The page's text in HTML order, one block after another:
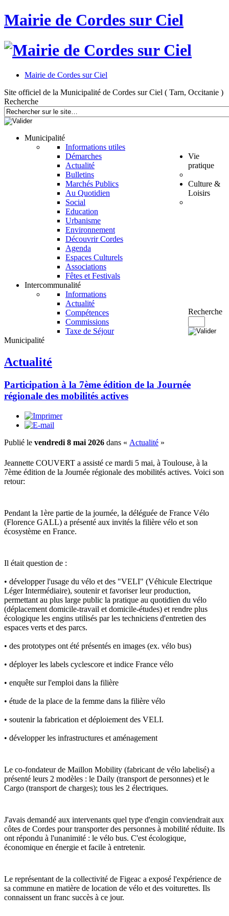
Mairie de Cordes sur Ciel
Mairie de Cordes sur Ciel
Site officiel de la Municipalité de Cordes sur Ciel ( Tarn, Occitanie )
Recherche
Municipalité
Informations utiles
Démarches
Actualité
Bulletins
Marchés Publics
Vie
pratique
Au Quotidien
Social
Education
Urbanisme
Environnement
Culture &
Loisirs
Découvrir Cordes
Agenda
Espaces Culturels
Associations
Fêtes et Festivals
Intercommunalité
Informations
Actualité
Compétences
Commissions
Taxe de Séjour
Recherche
Municipalité
Actualité
Participation à la 7ème édition de la Journée
régionale des mobilités actives
Publié le vendredi 8 mai 2026 dans « Actualité »
Jeannette COUVERT a assisté ce mardi 5 mai, à Toulouse, à la
7ème édition de la Journée régionale des mobilités actives. Voici son
retour:
Pendant la 1ère partie de la journée, la déléguée de France Vélo
(Florence GALL) a présenté aux invités la filière vélo et son
écosystème en France.
Il était question de :
• développer l'usage du vélo et des "VELI" (Véhicule Electrique
Léger Intermédiaire), soutenir et favoriser leur production,
permettant au plus large public la pratique au quotidien du vélo
(déplacement domicile-travail et domicile-études) et rendre plus
écologique les engins utilisés par les techniciens d'entretien des
espaces verts et des parcs.
• des prototypes ont été présentés en images (ex. vélo bus)
• déployer les labels cyclescore et indice France vélo
• enquête sur l'emploi dans la filière
• étude de la place de la femme dans la filière vélo
• soutenir la fabrication et déploiement des VELI.
• développer les infrastructures et aménagement
Le co-fondateur de Maillon Mobility (fabricant de vélo labelisé) a
présenté leurs 2 modèles : le Daily (transport de personnes) et le
Cargo (transport de charges); tous les 2 électriques.
J'avais demandé aux intervenants quel type d'engin conviendrait aux
côtes de Cordes pour transporter des personnes à mobilité réduite. Ils
ont répondu à l'unanimité : le vélo bus. C'est écologique,
économique en énergie et facile à entretenir.
Le représentant de la collectivité de Figeac a exposé l'expérience de
sa commune en matière de location de vélo et des voiturettes. Ils
connaissent un franc succès à ce jour.